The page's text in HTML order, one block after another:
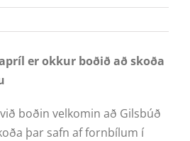
er okkur boðið að skoða
boðin velkomin að Gilsbúð
þar safn af fornbílum í